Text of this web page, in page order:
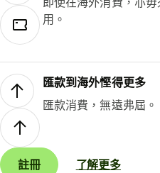
用。
匯款到海外慳得更多
匯款消費，無遠弗屆。
註冊 了解更多